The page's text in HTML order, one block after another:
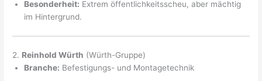
Besonderheit: Extrem öffentlichkeitsscheu, aber mächtig
im Hintergrund.
2. Reinhold Würth (Würth-Gruppe)
Branche: Befestigungs- und Montagetechnik